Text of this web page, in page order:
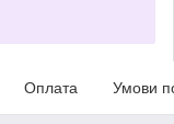
Оплата Умови